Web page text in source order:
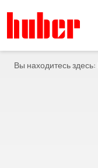
Вы находитесь здесь: